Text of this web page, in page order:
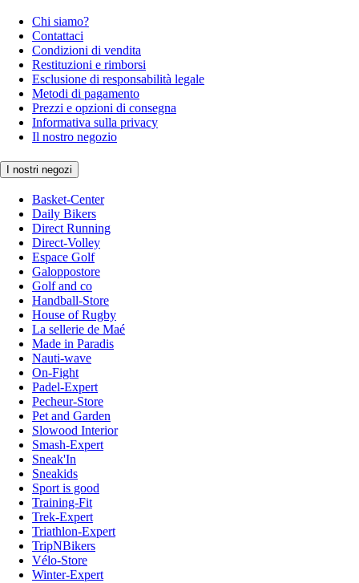
Chi siamo?
Contattaci
Condizioni di vendita
Restituzioni e rimborsi
Esclusione di responsabilità legale
Metodi di pagamento
Prezzi e opzioni di consegna
Informativa sulla privacy
Il nostro negozio
I nostri negozi
Basket-Center
Daily Bikers
Direct Running
Direct-Volley
Espace Golf
Galoppostore
Golf and co
Handball-Store
House of Rugby
La sellerie de Maé
Made in Paradis
Nauti-wave
On-Fight
Padel-Expert
Pecheur-Store
Pet and Garden
Slowood Interior
Smash-Expert
Sneak'In
Sneakids
Sport is good
Training-Fit
Trek-Expert
Triathlon-Expert
TripNBikers
Vélo-Store
Winter-Expert